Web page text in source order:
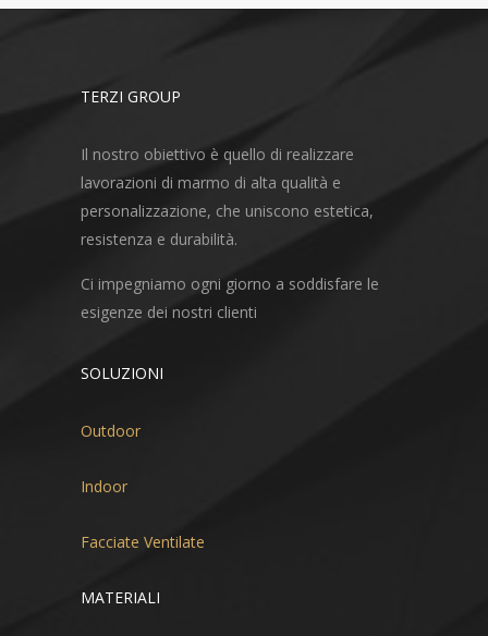
TERZI GROUP
Il nostro obiettivo è quello di realizzare
lavorazioni di marmo di alta qualità e
personalizzazione, che uniscono estetica,
resistenza e durabilità.
Ci impegniamo ogni giorno a soddisfare le
esigenze dei nostri clienti
SOLUZIONI
Outdoor
Indoor
Facciate Ventilate
MATERIALI